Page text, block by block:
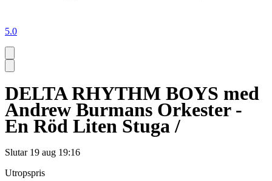
5.0
DELTA RHYTHM BOYS med
Andrew Burmans Orkester -
En Röd Liten Stuga /
Slutar 19 aug 19:16
Utropspris